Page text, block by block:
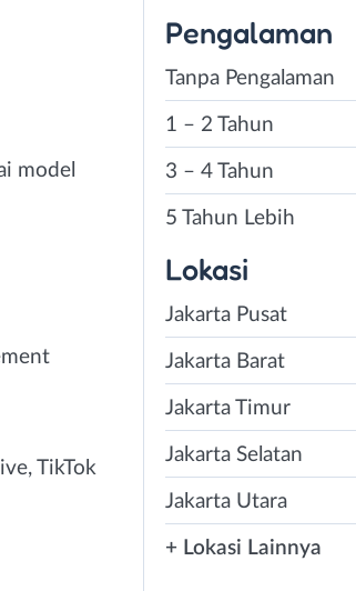
model
TikTok
Pengalaman
Tanpa Pengalaman
1 – 2 Tahun
3 – 4 Tahun
5 Tahun Lebih
Lokasi
Jakarta Pusat
Jakarta Barat
Jakarta Timur
Jakarta Selatan
Jakarta Utara
+ Lokasi Lainnya